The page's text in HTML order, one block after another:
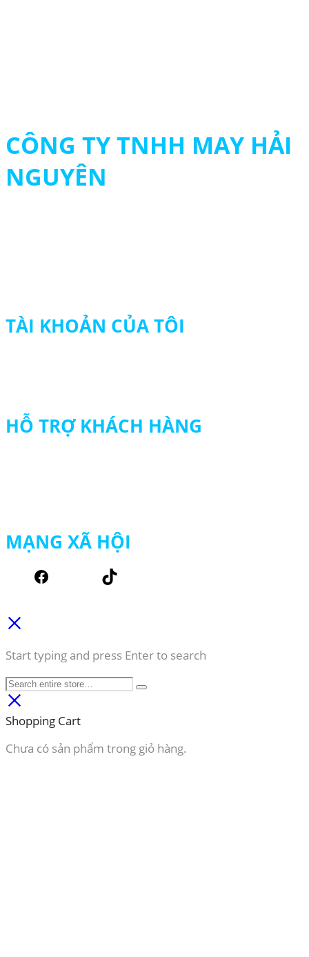
CÔNG TY TNHH MAY HẢI
NGUYÊN
TÀI KHOẢN CỦA TÔI
HỖ TRỢ KHÁCH HÀNG
MẠNG XÃ HỘI
Start typing and press Enter to search
Shopping Cart
Chưa có sản phẩm trong giỏ hàng.